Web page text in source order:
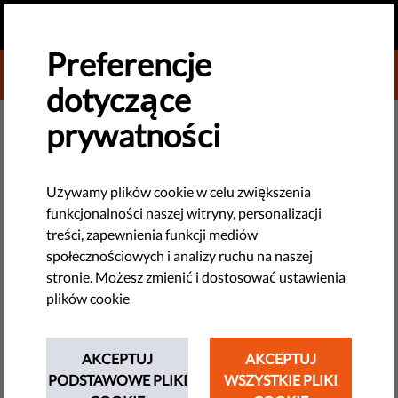
DONATE TO LIBERTIES
MONITORING UE
Włochy wprowadzają
przestępstwo stosowania tortur
do kodeksu karnego!
Po dekadach oczekiwań, Włochy wprowadziły wreszcie
przestępstwo stosowania tortur do kodeksu karnego.
do tego stopnia niedopracowana, że wiele osób starało...
by Italian Coalition for Civil Liberties and Rights
Preferencje
dotyczące
prywatności
Używamy plików cookie w celu zwiększenia
funkcjonalności naszej witryny, personalizacji
treści, zapewnienia funkcji mediów
społecznościowych i analizy ruchu na naszej
stronie. Możesz zmienić i dostosować ustawienia
plików cookie
AKCEPTUJ
PODSTAWOWE PLIKI
AKCEPTUJ
WSZYSTKIE PLIKI